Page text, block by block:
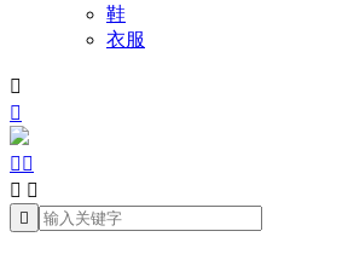
鞋
衣服


 
 
